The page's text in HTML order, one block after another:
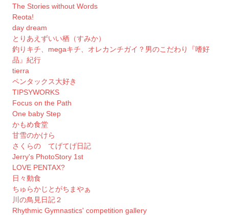
The Stories without Words
Reota!
day dream
とりあえずいい栖（すみか）
釣りキチ、megaキチ、オレカンチガイ？男のこだわり『嗜好
品』紀行
tierra
ペンタックス大好き
TIPSYWORKS
Focus on the Path
One baby Step
かもめ食堂
甘雪のかけら
さくらの てげてげ日記
Jerry's PhotoStory 1st
LOVE PENTAX?
日々動食
ちゅらかじとがちまやぁ
川の鳥見日記２
Rhythmic Gymnastics' competition gallery